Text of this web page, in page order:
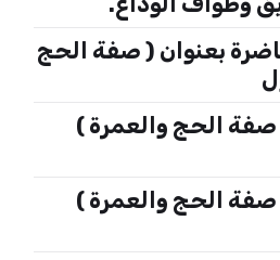
بعنوان ( صفة الحج
الحج والعمرة )
الحج والعمرة )